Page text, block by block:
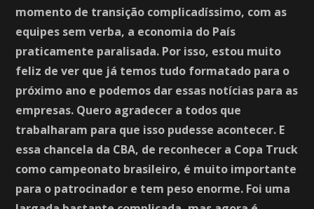
momento de transição complicadíssimo, com as
equipes sem verba, a economia do País
praticamente paralisada. Por isso, estou muito
feliz de ver que já temos tudo formatado para o
próximo ano e podemos dar essas notícias para as
empresas. Quero agradecer a todos que
trabalharam para que isso pudesse acontecer. E
essa chancela da CBA, de reconhecer a Copa Truck
como campeonato brasileiro, é muito importante
para o patrocinador e tem peso enorme. Foi uma